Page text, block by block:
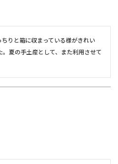
夏の手土産として、また利用させて